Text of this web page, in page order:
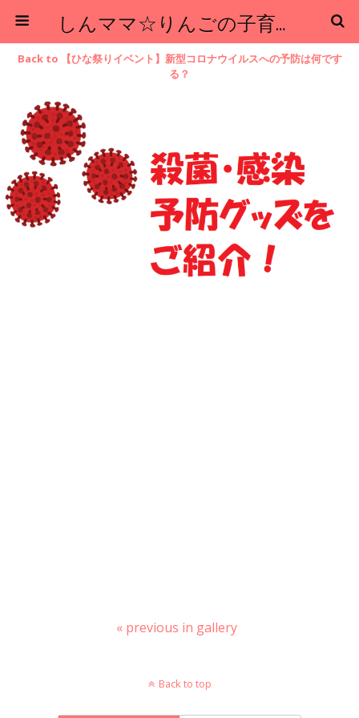
しんママ☆りんごの子育てブログ
Back to 【ひな祭りイベント】新型コロナウイルスへの予防は何です
る？
« previous in gallery
Back to top